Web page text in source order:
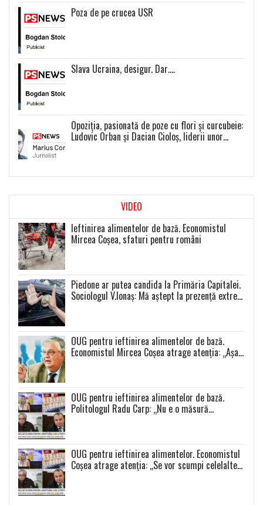
Poza de pe crucea USR
Slava Ucraina, desigur. Dar….
Opoziția, pasionată de poze cu flori și curcubeie:
Ludovic Orban și Dacian Cioloș, liderii unor
VIDEO
Ieftinirea alimentelor de bază. Economistul
Mircea Coșea, sfaturi pentru români
Piedone ar putea candida la Primăria Capitalei.
Sociologul V.Ionaș: Mă aștept la prezență extrem
OUG pentru ieftinirea alimentelor de bază.
Economistul Mircea Coșea atrage atenția: „Așa
OUG pentru ieftinirea alimentelor de bază.
Politologul Radu Carp: „Nu e o măsură
OUG pentru ieftinirea alimentelor. Economistul
Coșea atrage atenția: ,,Se vor scumpi celelalte